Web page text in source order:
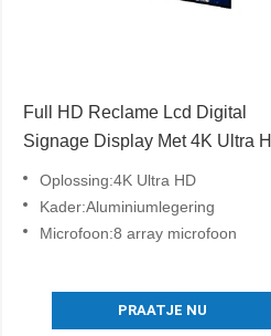
Full HD Reclame Lcd Digital
Signage Display Met 4K Ultra
Oplossing:4K Ultra HD
Kader:Aluminiumlegering
Microfoon:8 array microfoon
PRAATJE NU